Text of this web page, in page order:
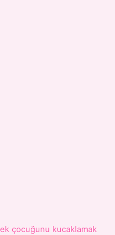
çocuğunu kucaklamak